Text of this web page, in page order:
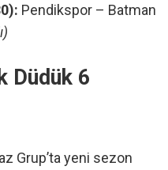
Pendikspor – Batman
Düdük 6
Grup’ta yeni sezon